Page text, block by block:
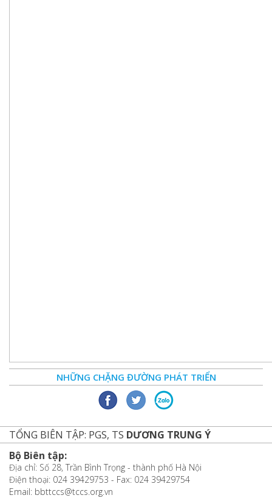
NHỮNG CHẶNG ĐƯỜNG PHÁT TRIỂN
TỔNG BIÊN TẬP: PGS, TS DƯƠNG TRUNG Ý
Bộ Biên tập:
Địa chỉ: Số 28, Trần Bình Trọng - thành phố Hà Nội
Điện thoại: 024 39429753 - Fax: 024 39429754
Email: bbttccs@tccs.org.vn